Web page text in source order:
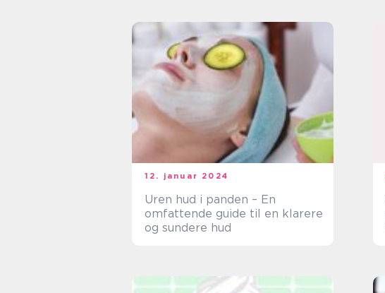
12. januar 2024
Uren hud i panden – En
omfattende guide til en klarere
og sundere hud